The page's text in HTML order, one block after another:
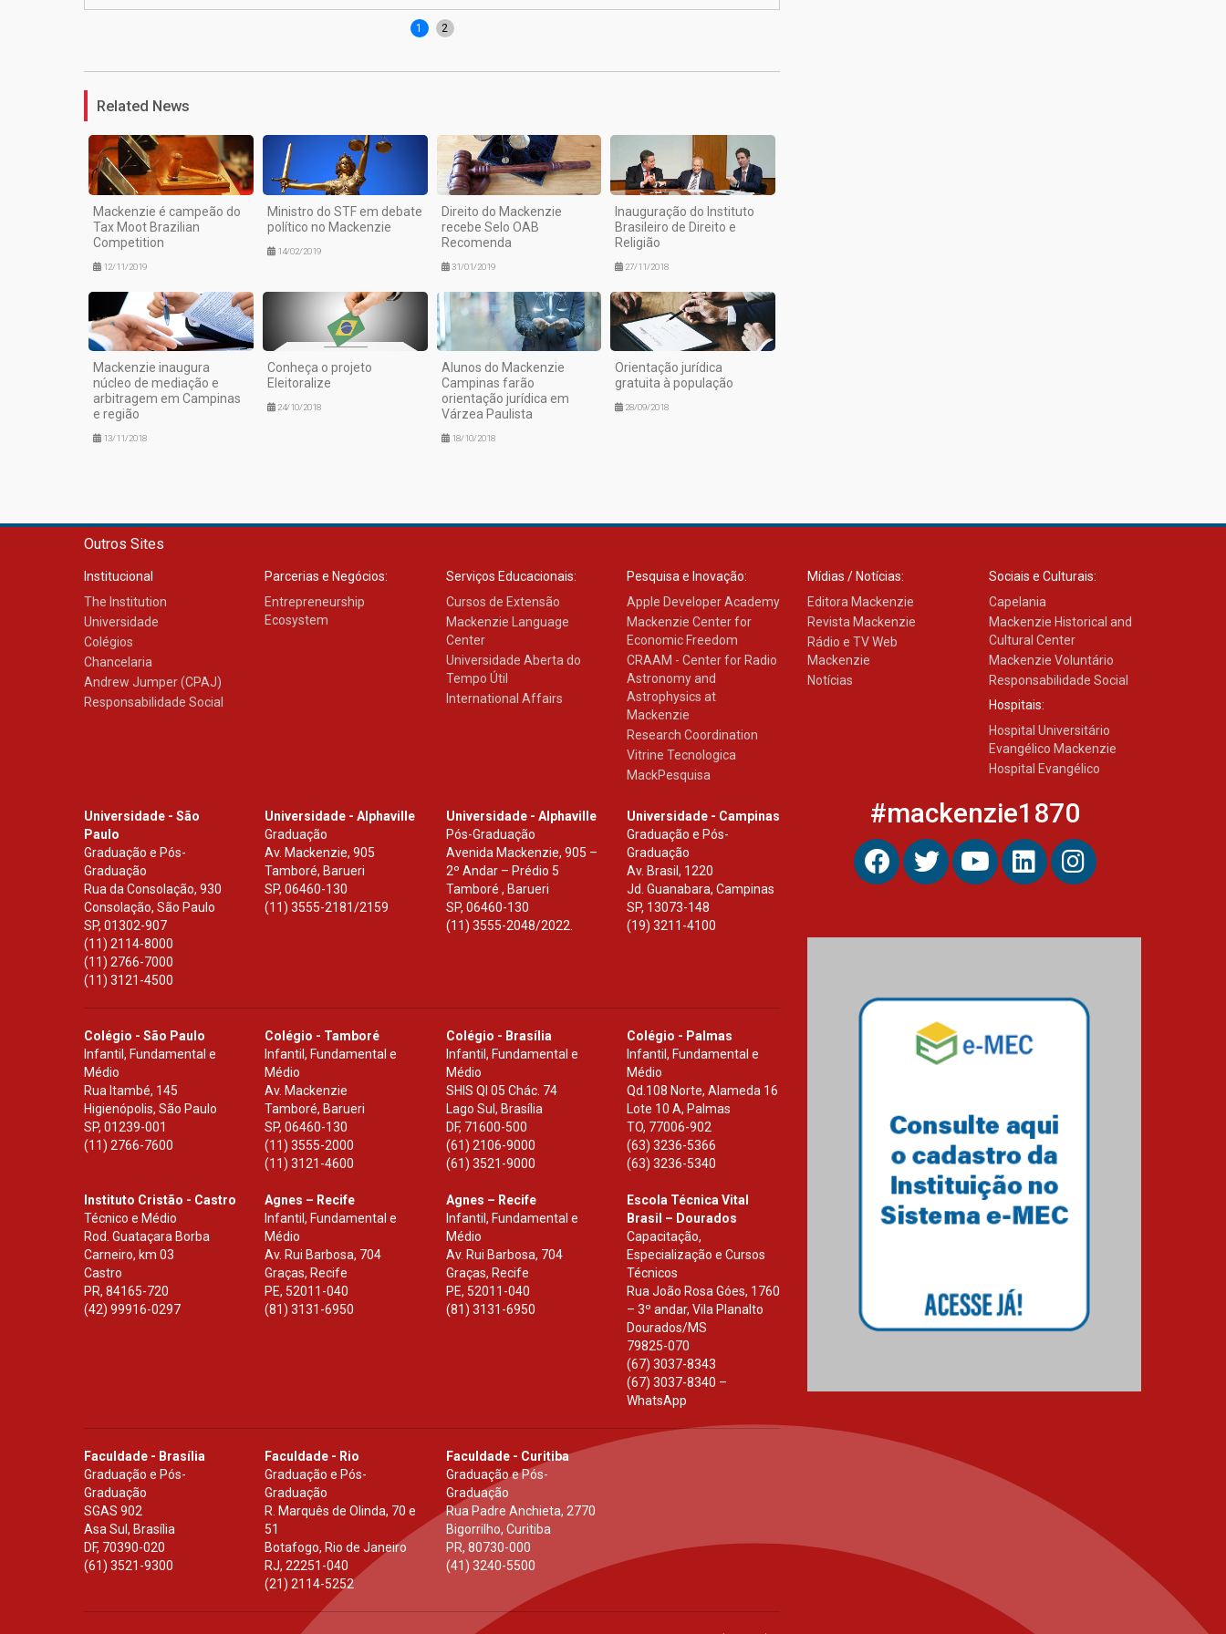
1 2
Related News
Mackenzie é campeão do
Tax Moot Brazilian
Competition
12/11/2019
Ministro do STF em debate
político no Mackenzie
14/02/2019
Direito do Mackenzie
recebe Selo OAB
Recomenda
31/01/2019
Inauguração do Instituto
Brasileiro de Direito e
Religião
27/11/2018
Mackenzie inaugura
núcleo de mediação e
arbitragem em Campinas
e região
13/11/2018
Conheça o projeto
Eleitoralize
24/10/2018
Alunos do Mackenzie
Campinas farão
orientação jurídica em
Várzea Paulista
18/10/2018
Orientação jurídica
gratuita à população
28/09/2018
Outros Sites
Institucional
The Institution
Universidade
Colégios
Chancelaria
Andrew Jumper (CPAJ)
Responsabilidade Social
Parcerias e Negócios:
Entrepreneurship
Ecosystem
Serviços Educacionais:
Cursos de Extensão
Mackenzie Language
Center
Universidade Aberta do
Tempo Útil
International Affairs
Pesquisa e Inovação:
Apple Developer Academy
Mackenzie Center for
Economic Freedom
CRAAM - Center for Radio
Astronomy and
Astrophysics at
Mackenzie
Research Coordination
Vitrine Tecnologica
MackPesquisa
Mídias / Notícias:
Editora Mackenzie
Revista Mackenzie
Rádio e TV Web
Mackenzie
Notícias
Sociais e Culturais:
Capelania
Mackenzie Historical and
Cultural Center
Mackenzie Voluntário
Responsabilidade Social
Hospitais:
Hospital Universitário
Evangélico Mackenzie
Hospital Evangélico
Universidade - São
Paulo
Graduação e Pós-
Graduação
Rua da Consolação, 930
Consolação, São Paulo
SP, 01302-907
(11) 2114-8000
(11) 2766-7000
(11) 3121-4500
Universidade - Alphaville
Graduação
Av. Mackenzie, 905
Tamboré, Barueri
SP,06460-130
(11) 3555-2181/2159
Universidade - Alphaville
Pós-Graduação
Avenida Mackenzie, 905 –
2º Andar – Prédio 5
Tamboré , Barueri
SP, 06460-130
(11) 3555-2048/2022.
Universidade - Campinas
Graduação e Pós-
Graduação
Av. Brasil, 1220
Jd. Guanabara, Campinas
SP, 13073-148
(19) 3211-4100
Colégio - São Paulo
Infantil, Fundamental e
Médio
Rua Itambé, 145
Higienópolis, São Paulo
SP, 01239-001
(11) 2766-7600
Colégio - Tamboré
Infantil, Fundamental e
Médio
Av. Mackenzie
Tamboré, Barueri
SP,06460-130
(11) 3555-2000
(11) 3121-4600
Colégio - Brasília
Infantil, Fundamental e
Médio
SHIS Ql 05 Chác. 74
Lago Sul, Brasília
DF, 71600-500
(61) 2106-9000
(61) 3521-9000
Colégio - Palmas
Infantil, Fundamental e
Médio
Qd.108 Norte, Alameda 16
Lote 10 A, Palmas
TO, 77006-902
(63) 3236-5366
(63) 3236-5340
Instituto Cristão - Castro
Técnico e Médio
Rod. Guataçara Borba
Carneiro, km 03
Castro
PR, 84165-720
(42) 99916-0297
Agnes – Recife
Infantil, Fundamental e
Médio
Av. Rui Barbosa, 704
Graças, Recife
PE, 52011-040
(81) 3131-6950
Agnes – Recife
Infantil, Fundamental e
Médio
Av. Rui Barbosa, 704
Graças, Recife
PE, 52011-040
(81) 3131-6950
Escola Técnica Vital
Brasil – Dourados
Capacitação,
Especialização e Cursos
Técnicos
Rua João Rosa Góes, 1760
– 3º andar, Vila Planalto
Dourados/MS
79825-070
(67) 3037-8343
(67) 3037-8340 –
WhatsApp
Faculdade - Brasília
Graduação e Pós-
Graduação
SGAS 902
Asa Sul, Brasília
DF, 70390-020
(61) 3521-9300
Faculdade - Rio
Graduação e Pós-
Graduação
R. Marquês de Olinda, 70 e
51
Botafogo, Rio de Janeiro
RJ,22251-040
(21) 2114-5252
Faculdade - Curitiba
Graduação e Pós-
Graduação
Rua Padre Anchieta, 2770
Bigorrilho, Curitiba
PR, 80730-000
(41) 3240-5500
#mackenzie1870